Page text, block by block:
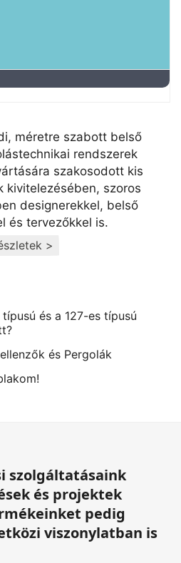
méretre szabott belső
rendszerek
szakosodott kis
kivitelezésében, szoros
designerekkel, belső
és tervezőkkel is.
>
és a 127-es típusú
és Pergolák
szolgáltatásaink
és projektek
pedig
viszonylatban is